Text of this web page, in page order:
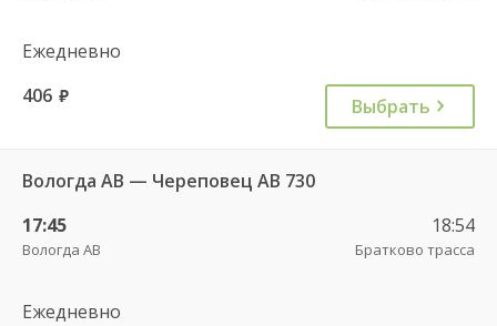
Ежедневно
406 руб. Выбрать
Вологда АВ — Череповец АВ 730
17:45
Вологда АВ
18:54
Братково трасса
Ежедневно